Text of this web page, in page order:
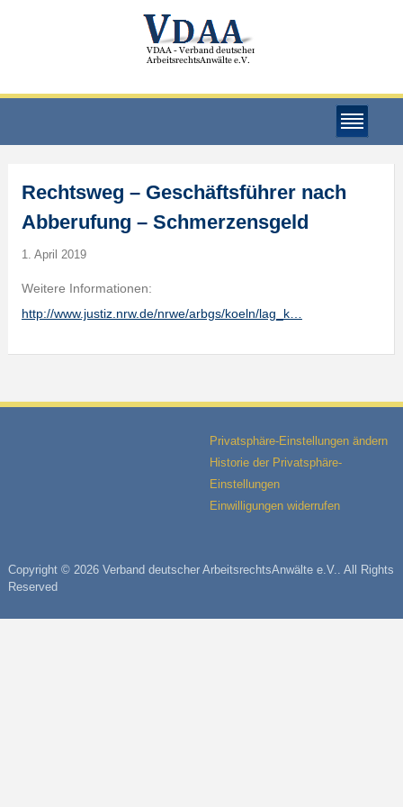
Rechtsweg – Geschäftsführer nach
Abberufung – Schmerzensgeld
1. April 2019
Weitere Informationen:
http://www.justiz.nrw.de/nrwe/arbgs/koeln/lag_k…
Privatsphäre-Einstellungen ändern
Historie der Privatsphäre-
Einstellungen
Einwilligungen widerrufen
Copyright © 2026 Verband deutscher ArbeitsrechtsAnwälte e.V.. All Rights
Reserved